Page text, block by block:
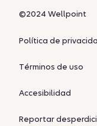
©2024 Wellpoint
Política de
Términos de uso
Accesibilidad
Reportar